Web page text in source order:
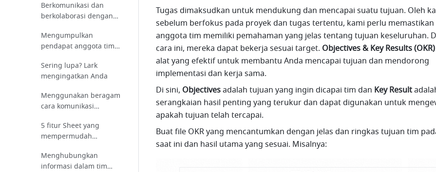
Berkomunikasi dan
berkolaborasi dengan
Mengumpulkan
pendapat anggota tim
suara dan survei
Sering lupa? Lark
mengingatkan Anda
Menggunakan beragam
cara komunikasi
5 fitur Sheet yang
mempermudah
Menghubungkan
informasi dalam tim
Tugas dimaksudkan untuk mendukung dan mencapai suatu tujuan. Oleh
sebelum berfokus pada proyek dan tugas tertentu, kami perlu memastikan
anggota tim memiliki pemahaman yang jelas tentang tujuan keseluruhan.
cara ini, mereka dapat bekerja sesuai target. Objectives & Key Results (OKR)
alat yang efektif untuk membantu Anda mencapai tujuan dan mendorong
implementasi dan kerja sama.
Di sini, Objectives adalah tujuan yang ingin dicapai tim dan Key Result
serangkaian hasil penting yang terukur dan dapat digunakan untuk
apakah tujuan telah tercapai.
Buat file OKR yang mencantumkan dengan jelas dan ringkas tujuan tim
saat ini dan hasil utama yang sesuai. Misalnya: